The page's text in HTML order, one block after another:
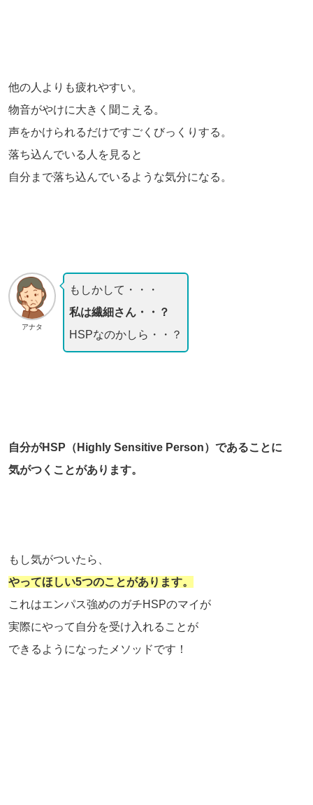
他の人よりも疲れやすい。
物音がやけに大きく聞こえる。
声をかけられるだけですごくびっくりする。
落ち込んでいる人を見ると
自分まで落ち込んでいるような気分になる。
アナタ
もしかして・・・
私は繊細さん・・？
HSPなのかしら・・？
自分がHSP（Highly Sensitive Person）であることに
気がつくことがあります。
もし気がついたら、
やってほしい5つのことがあります。
これはエンパス強めのガチHSPのマイが
実際にやって自分を受け入れることが
できるようになったメソッドです！